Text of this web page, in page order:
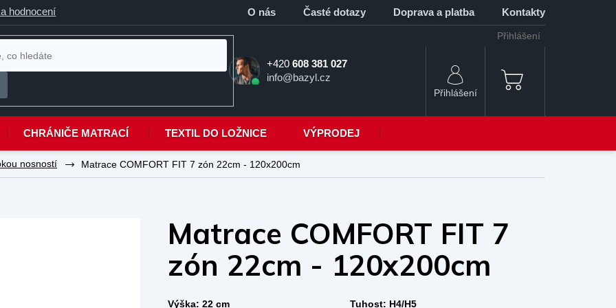
hodnocení O nás Časté dotazy Doprava a platba Kontakty
+420 608 381 027
info@bazyl.cz
Přihlášení
NÁKUPNÍ
CHRÁNIČE MATRACÍ TEXTIL DO LOŽNICE VÝPRODEJ
nosností Matrace COMFORT FIT 7 zón 22cm - 120x200cm
Výška: 22 cm Tuhost: H4/H5
Matrace COMFORT FIT 7
zón 22cm - 120x200cm